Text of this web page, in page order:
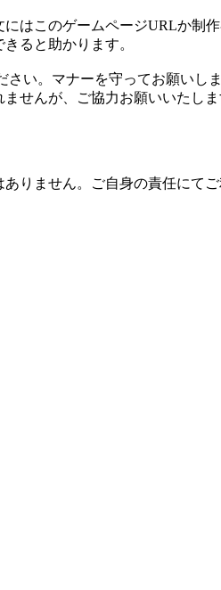
はこのゲームページURLか制
ると助かります。
い。マナーを守ってお願いしま
せんが、ご協力お願いいたしま
りません。ご自身の責任にてご